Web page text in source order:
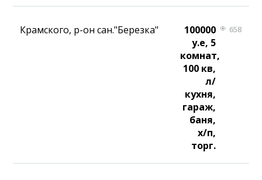
Крамского, р-он сан."Березка"
100000
у.е, 5
комнат,
100 кв,
л/
кухня,
гараж,
баня,
х/п,
торг.
658